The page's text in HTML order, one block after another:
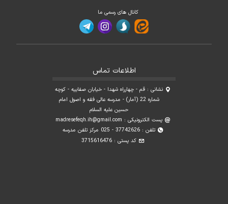
کانال های رسمی ما
اطلاعات تماس
نشانی : قم - چهارراه شهدا - خیابان صفاییه - کوچه
شماره 22 (آمار) - مدرسه عالی فقه و اصول امام
حسین علیه السلام
پست الکترونیکی : madresefeqh.ih@gmail.com
تلفن : 37742626 - 025 مرکز تلفن مدرسه
کد پستی : 3715616476